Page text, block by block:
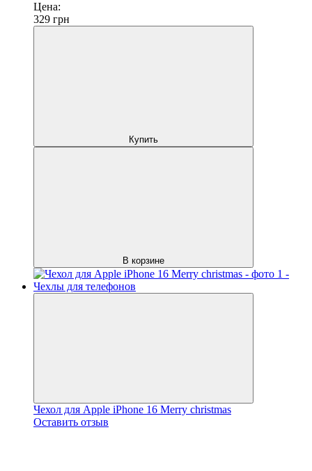
Цена:
329 грн
Купить
В корзине
Чехол для Apple iPhone 16 Merry christmas
Оставить отзыв